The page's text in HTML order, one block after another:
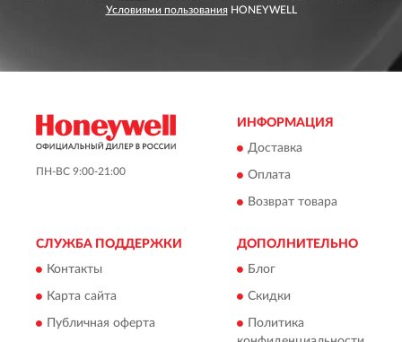
Условиями пользованияHONEYWELL
ПН-ВС 9:00-21:00
ИНФОРМАЦИЯ
Доставка
Оплата
Возврат товара
СЛУЖБА ПОДДЕРЖКИ
Контакты
Карта сайта
Публичная оферта
ДОПОЛНИТЕЛЬНО
Блог
Скидки
Политика